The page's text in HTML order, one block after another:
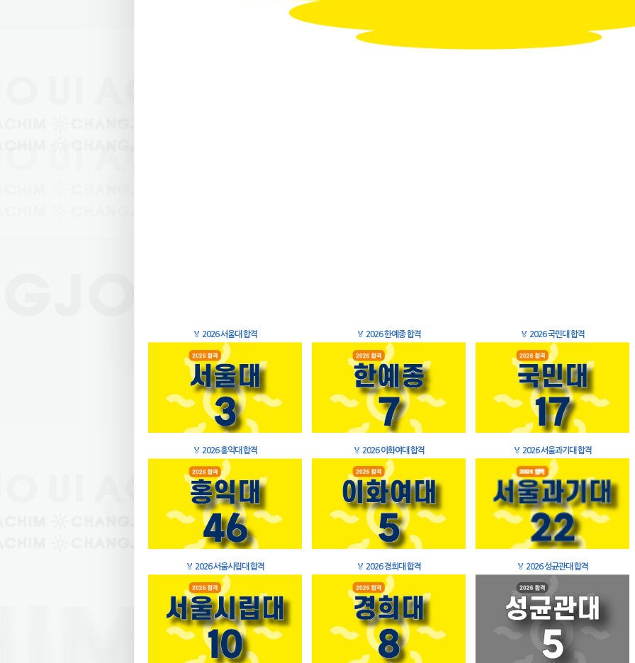
🏅 2026 서울대 합격 🏅 2026 한예종 합격 🏅 2026 국민대 합격
🏅 2026 홍익대 합격 🏅 2026 이화여대 합격 🏅 2026 서울과기대 합격
🏅 2026 서울시립대 합격 🏅 2026 경희대 합격 🏅 2026 성균관대 합격